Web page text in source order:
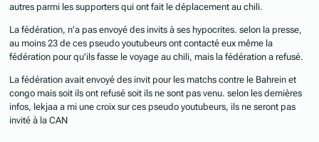
autres parmi les supporters qui ont fait le déplacement au chili.
La fédération, n'a pas envoyé des invits à ses hypocrites. selon la presse,
au moins 23 de ces pseudo youtubeurs ont contacté eux même la
fédération pour qu'ils fasse le voyage au chili, mais la fédération a refusé.
La fédération avait envoyé des invit pour les matchs contre le Bahrein et
congo mais soit ils ont refusé soit ils ne sont pas venu. selon les dernières
infos, lekjaa a mi une croix sur ces pseudo youtubeurs, ils ne seront pas
invité à la CAN